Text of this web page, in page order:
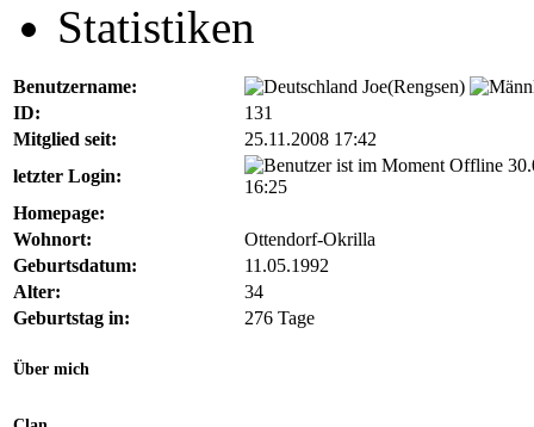
Statistiken
Benutzername:
Joe(Rengsen)
ID:
131
Mitglied seit:
25.11.2008 17:42
letzter Login:
16:25
Homepage:
Wohnort:
Ottendorf-Okrilla
Geburtsdatum:
11.05.1992
Alter:
34
Geburtstag in:
276 Tage
Über mich